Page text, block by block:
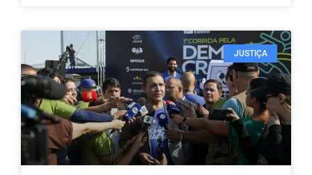
JUSTIÇA